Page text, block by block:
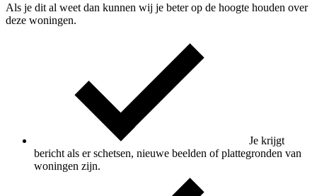
Als je dit al weet dan kunnen wij je beter op de hoogte houden over
deze woningen.
Je krijgt
bericht als er schetsen, nieuwe beelden of plattegronden van
woningen zijn.